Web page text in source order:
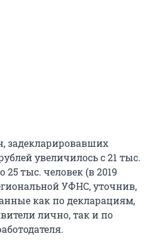
задекларировавших
увеличилось с 21 тыс.
25 тыс. человек (в 2019
УФНС, уточнив,
как по декларациям,
лично, так и по